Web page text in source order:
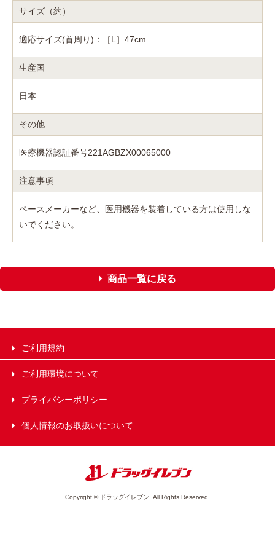
サイズ（約）
適応サイズ(首周り)：［L］47cm
生産国
日本
その他
医療機器認証番号221AGBZX00065000
注意事項
ペースメーカーなど、医用機器を装着している方は使用しな
いでください。
商品一覧に戻る
ご利用規約
ご利用環境について
プライバシーポリシー
個人情報のお取扱いについて
Copyright © ドラッグイレブン. All Rights Reserved.